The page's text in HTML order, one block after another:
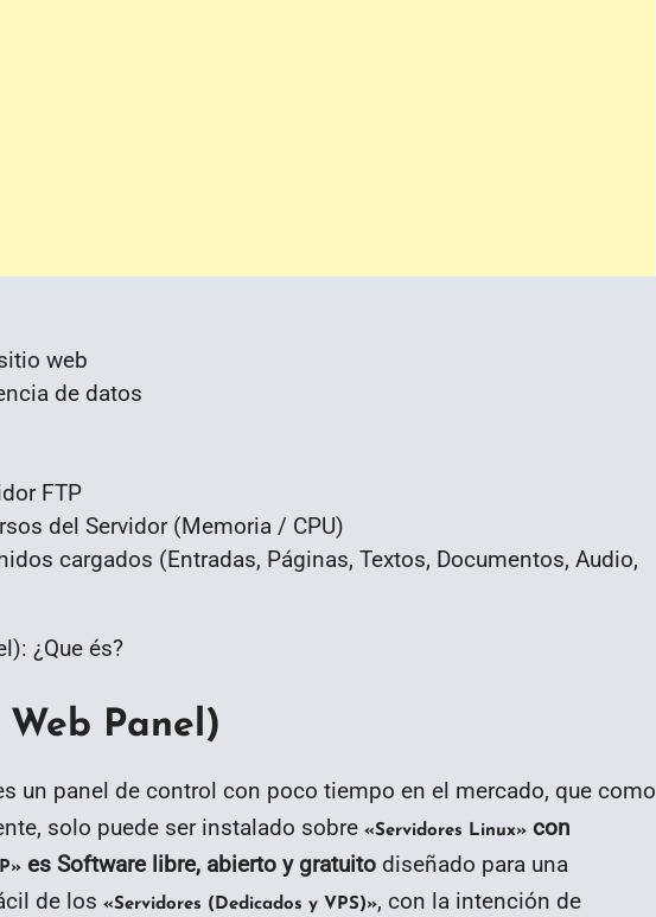
web
de datos
FTP
del Servidor (Memoria / CPU)
cargados (Entradas, Páginas, Textos, Documentos, Audio,
Web Panel)
un panel de control con poco tiempo en el mercado, que como
solo puede ser instalado sobre «Servidores Linux» con
es Software libre, abierto y gratuito diseñado para una
de los «Servidores (Dedicados y VPS)», con la intención de